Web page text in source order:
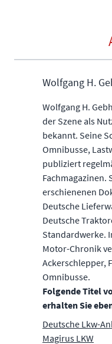
Wolfgang H.
Wolfgang H.
der Szene als
bekannt. Seine
Omnibusse,
publiziert
Fachmagazinen.
erschienenen
Deutsche
Deutsche
Standardwerke.
Motor-Chronik
Ackerschlepper,
Omnibusse.
Folgende Titel
erhalten Sie
Deutsche Lkw-
Magirus LKW